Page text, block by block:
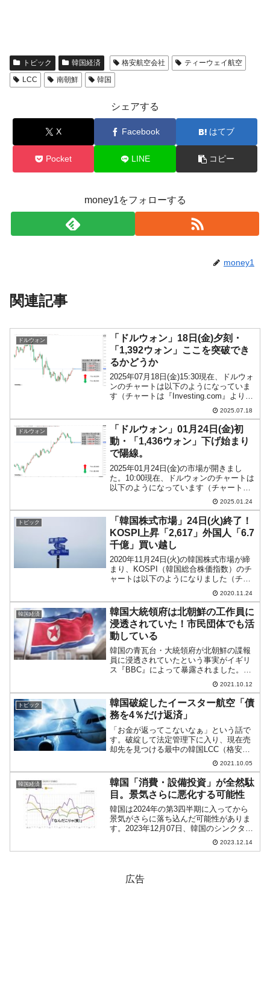
トピック 韓国経済 格安航空会社
ティーウェイ航空
LCC
南朝鮮 韓国
シェアする
X Facebook はてブ
Pocket LINE コピー
money1をフォローする
money1
関連記事
ドルウォン
「ドルウォン」18日(金)夕刻・
「1,392ウォン」ここを突破でき
るかどうか
2025年07月18日(金)15:30現在、ドルウォ
ンのチャートは以下のようになっていま
す（チャートは『Investing.com』より引
用）。しんどくなってきました(笑)。ここ
が突破できるどうか……です。現在のと
ころ「1ドル＝1,392ウ...
2025.07.18
ドルウォン
「ドルウォン」01月24日(金)初
動・「1,436ウォン」下げ始まり
で陽線。
2025年01月24日(金)の市場が開きまし
た。10:00現在、ドルウォンのチャートは
以下のようになっています（チャートは
『Investing.com』より引用）。現在のと
ころ「1ドル＝1,436ウォン」近辺の攻防
となっています。うっすい陽...
2025.01.24
トピック
「韓国株式市場」24日(火)終了！
KOSPI上昇「2,617」外国人「6.7
千億」買い越し
2020年11月24日(火)の韓国株式市場が締
まり、KOSPI（韓国総合株価指数）のチ
ャートは以下のようになりました（チャ
ートは『Investing.com』より引用）。
KOSPIは一時「2,628.52」までいったの
ですが、天井から11P...
2020.11.24
韓国経済
韓国大統領府は北朝鮮の工作員に
浸透されていた！市民団体でも活
動している
韓国の青瓦台・大統領府が北朝鮮の諜報
員に浸透されていたという事実がイギリ
ス『BBC』によって暴露されました。こ
れは、同局が北朝鮮の諜報組織で活躍し
た人物へのインタビューを行った中で明
らかになりました。⇒参照・引用元：
『BBC』「Drugs,...
2021.10.12
トピック
韓国破綻したイースター航空「債
務を4％だけ返済」
「お金が返ってこないなぁ」という話で
す。破綻して法定管理下に入り、現在売
却先を見つける最中の韓国LCC（格安航
空会社）『イースター航空』。2021年10
月03日、同社はソウル回生裁判所（倒産
案件ばかり引き受ける地方裁判所）に再
生計画書を提出...
2021.10.05
韓国経済
韓国「消費・設備投資」が全然駄
目。景気さらに悪化する可能性
韓国は2024年の第3四半期に入ってから
景気がさらに落ち込んだ可能性がありま
す。2023年12月07日、韓国のシンクタン
ク『KDI』（Korea Development Institute
の略：韓国開発研究院）が「KDI経済動
2023.12.14
広告